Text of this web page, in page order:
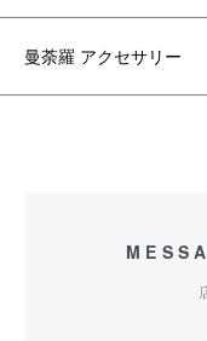
曼荼羅 アクセサリー